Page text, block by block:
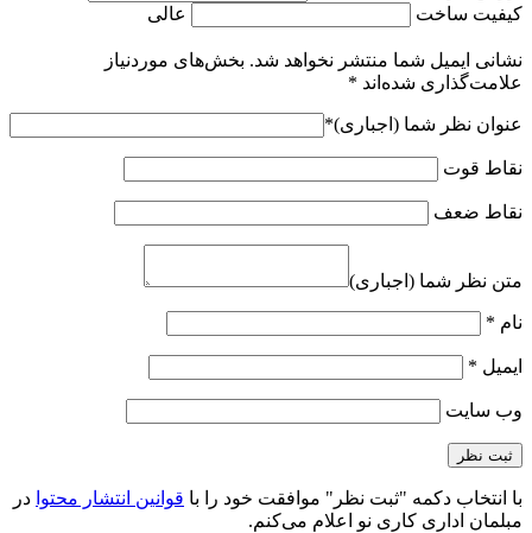
کیفیت ساخت
عالی
نشانی ایمیل شما منتشر نخواهد شد. بخش‌های موردنیاز
علامت‌گذاری شده‌اند *
عنوان نظر شما (اجباری)*
نقاط قوت
نقاط ضعف
متن نظر شما (اجباری)
نام *
ایمیل *
وب‌ سایت
با انتخاب دکمه "ثبت نظر" موافقت خود را با قوانین انتشار محتوا در
مبلمان اداری کاری نو اعلام می‌کنم.